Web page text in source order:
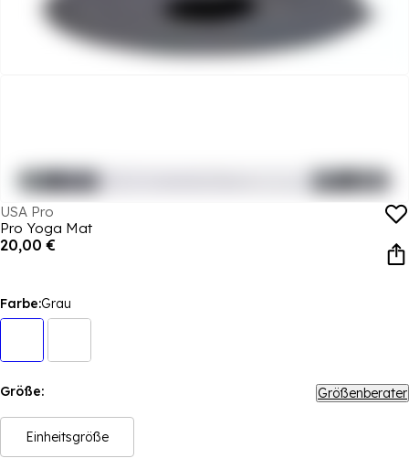
USA Pro
Pro Yoga Mat
20,00 €
Farbe:Grau
Größe: Größenberater
Einheitsgröße